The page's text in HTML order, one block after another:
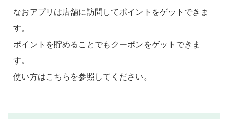
なおアプリは店舗に訪問してポイントをゲットできま
す。
ポイントを貯めることでもクーポンをゲットできま
す。
使い方はこちらを参照してください。